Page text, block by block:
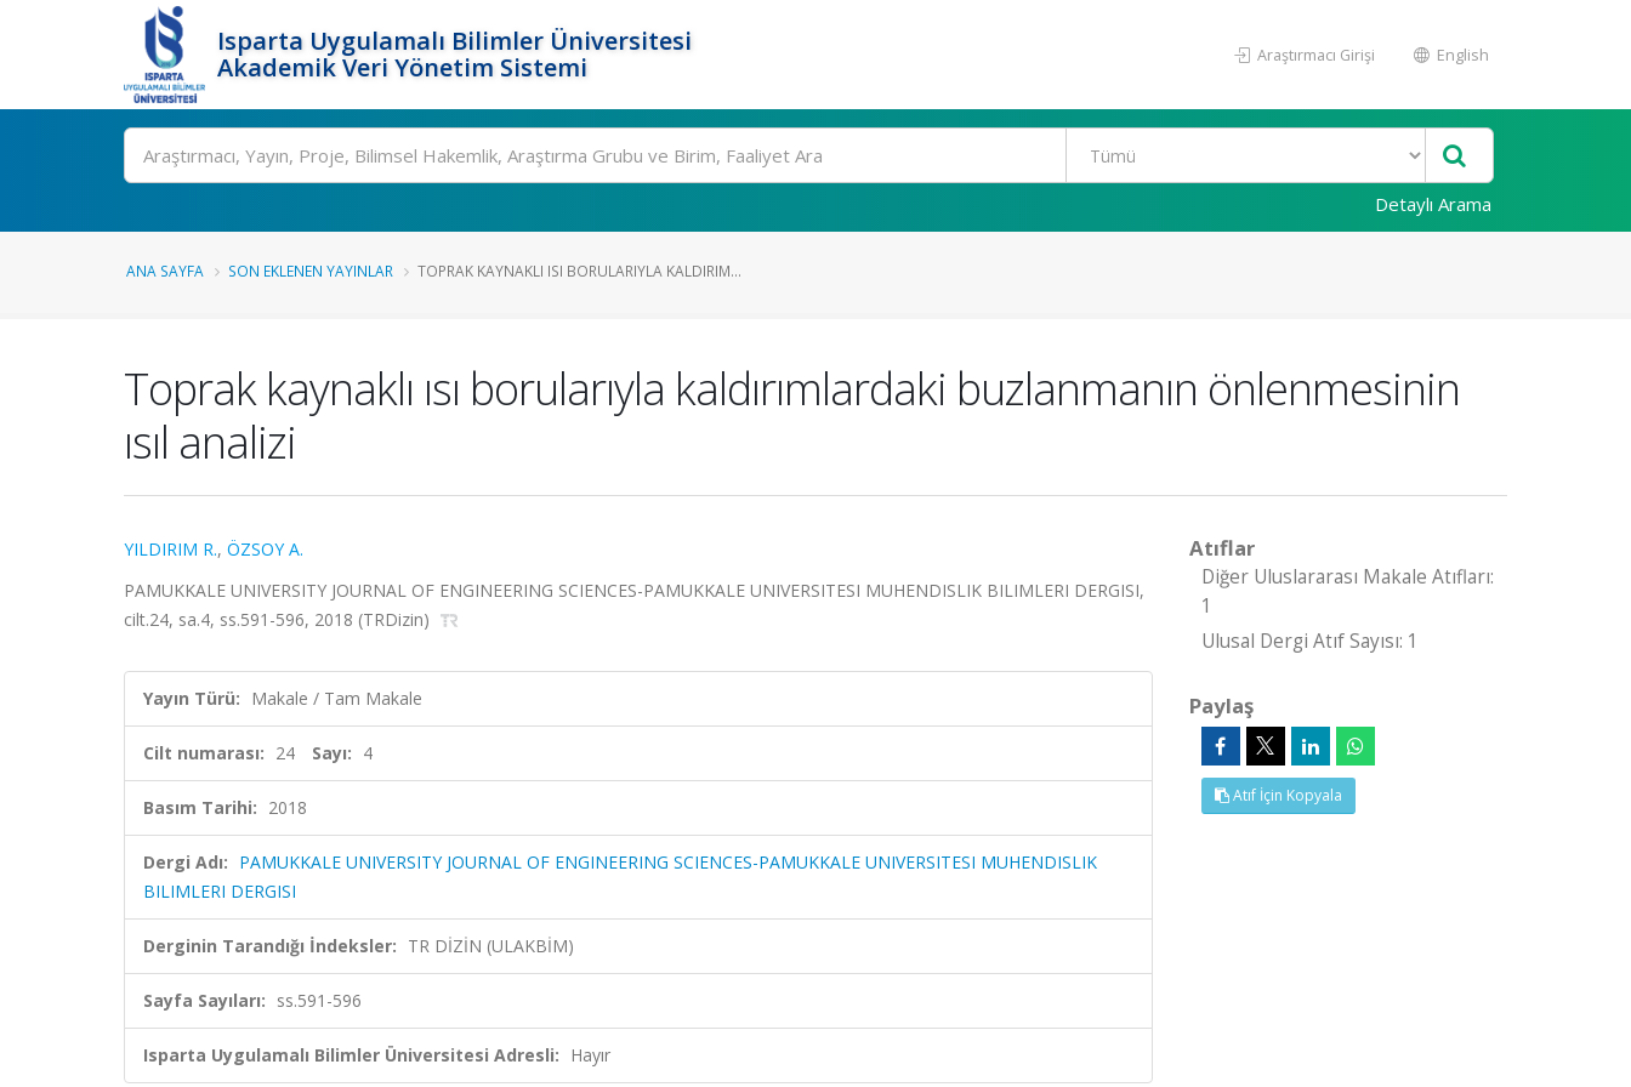
Isparta Uygulamalı Bilimler Üniversitesi
Akademik Veri Yönetim Sistemi
Araştırmacı Girişi English
Ara
Detaylı Arama
ANA SAYFA SON EKLENEN YAYINLAR TOPRAK KAYNAKLI ISI BORULARIYLA KALDIRIM...
Toprak kaynaklı ısı borularıyla kaldırımlardaki buzlanmanın önlenmesinin
ısıl analizi
YILDIRIM R., ÖZSOY A.
PAMUKKALE UNIVERSITY JOURNAL OF ENGINEERING SCIENCES-PAMUKKALE UNIVERSITESI MUHENDISLIK BILIMLERI DERGISI,
cilt.24, sa.4, ss.591-596, 2018 (TRDizin)
Yayın Türü: Makale / Tam Makale
Cilt numarası: 24 Sayı: 4
Basım Tarihi: 2018
Dergi Adı: PAMUKKALE UNIVERSITY JOURNAL OF ENGINEERING SCIENCES-PAMUKKALE UNIVERSITESI MUHENDISLIK
BILIMLERI DERGISI
Derginin Tarandığı İndeksler: TR DİZİN (ULAKBİM)
Sayfa Sayıları: ss.591-596
Isparta Uygulamalı Bilimler Üniversitesi Adresli: Hayır
Atıflar
Diğer Uluslararası Makale Atıfları:
1
Ulusal Dergi Atıf Sayısı: 1
Paylaş
Atıf İçin Kopyala